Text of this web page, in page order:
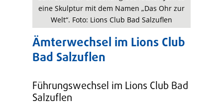
eine Skulptur mit dem Namen „Das Ohr zur
Welt“. Foto: Lions Club Bad Salzuflen
Ämterwechsel im Lions Club
Bad Salzuflen
Führungswechsel im Lions Club Bad
Salzuflen